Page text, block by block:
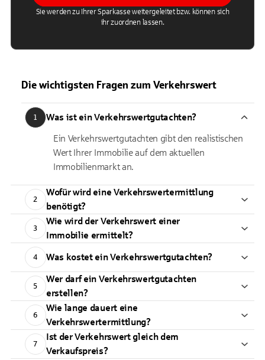
Sie werden zu Ihrer Sparkasse weitergeleitet bzw. können sich
ihr zuordnen lassen.
Die wichtigsten Fragen zum Verkehrswert
1 Was ist ein Verkehrswertgutachten?
Ein Verkehrswertgutachten gibt den realistischen
Wert Ihrer Immobilie auf dem aktuellen
Immobilienmarkt an.
2
Wofür wird eine Verkehrswertermittlung
benötigt?
3
Wie wird der Verkehrswert einer
Immobilie ermittelt?
4 Was kostet ein Verkehrswertgutachten?
5
Wer darf ein Verkehrswertgutachten
erstellen?
6
Wie lange dauert eine
Verkehrswertermittlung?
7
Ist der Verkehrswert gleich dem
Verkaufspreis?